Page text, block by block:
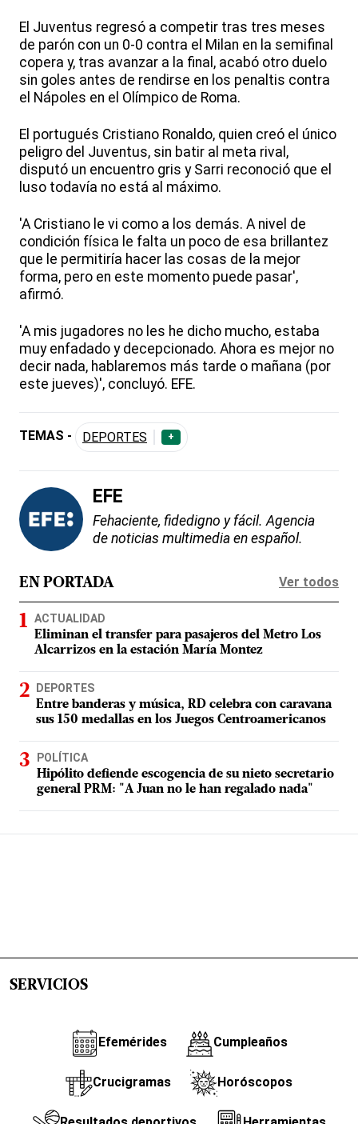
El Juventus regresó a competir tras tres meses
de parón con un 0-0 contra el Milan en la semifinal
copera y, tras avanzar a la final, acabó otro duelo
sin goles antes de rendirse en los penaltis contra
el Nápoles en el Olímpico de Roma.
El portugués Cristiano Ronaldo, quien creó el único
peligro del Juventus, sin batir al meta rival,
disputó un encuentro gris y Sarri reconoció que el
luso todavía no está al máximo.
'A Cristiano le vi como a los demás. A nivel de
condición física le falta un poco de esa brillantez
que le permitiría hacer las cosas de la mejor
forma, pero en este momento puede pasar',
afirmó.
'A mis jugadores no les he dicho mucho, estaba
muy enfadado y decepcionado. Ahora es mejor no
decir nada, hablaremos más tarde o mañana (por
este jueves)', concluyó. EFE.
TEMAS - DEPORTES +
EFE
Fehaciente, fidedigno y fácil. Agencia
de noticias multimedia en español.
EN PORTADA Ver todos
ACTUALIDAD
Eliminan el transfer para pasajeros del Metro Los
Alcarrizos en la estación María Montez
DEPORTES
Entre banderas y música, RD celebra con caravana
sus 150 medallas en los Juegos Centroamericanos
POLÍTICA
Hipólito defiende escogencia de su nieto secretario
general PRM: "A Juan no le han regalado nada"
SERVICIOS
Efemérides Cumpleaños
Crucigramas Horóscopos